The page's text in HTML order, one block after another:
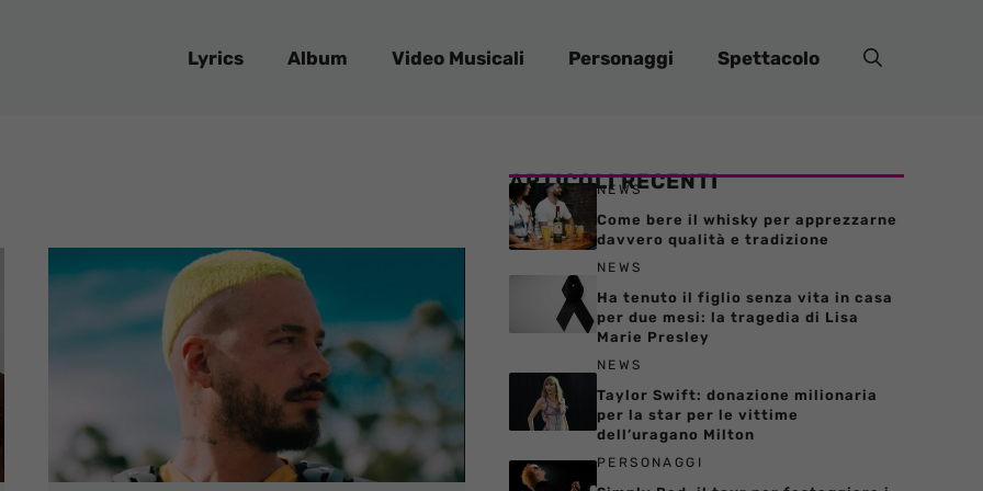
Lyrics Album Video Musicali Personaggi Spettacolo
ARTICOLI RECENTI
NEWS
Come bere il whisky per apprezzarne
davvero qualità e tradizione
NEWS
Ha tenuto il figlio senza vita in casa
per due mesi: la tragedia di Lisa
Marie Presley
NEWS
Taylor Swift: donazione milionaria
per la star per le vittime
dell’uragano Milton
PERSONAGGI